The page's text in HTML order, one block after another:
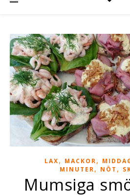
LAX, MACKOR,
MINUTER, NÖT ,
Mumsiga